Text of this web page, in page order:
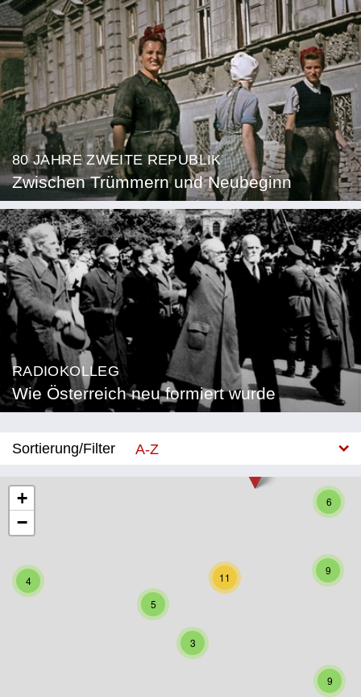
80 JAHRE ZWEITE REPUBLIK
Zwischen Trümmern und Neubeginn
RADIOKOLLEG
Wie Österreich neu formiert wurde
Sortierung/Filter
A-Z
Kärnten
Niederösterreich
Oberösterreich
5
6
3
9
9
11
4
+
−